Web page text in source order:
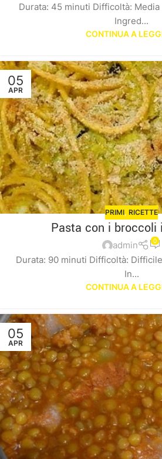
Durata: 45 minuti Difficoltà:
Ingred...
CONTINUA A
05
APR
PRIMI, RICETTE
Pasta con i broccoli
admin 0
Durata: 90 minuti Difficoltà:
In...
CONTINUA A
05
APR